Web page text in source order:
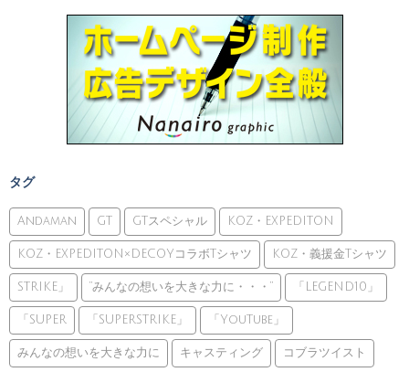
タグ
Andaman GT GTスペシャル KOZ・EXPEDITON
KOZ・EXPEDITON×DECOYコラボTシャツ KOZ・義援金Tシャツ
STRIKE」 ”みんなの想いを大きな力に・・・” 「LEGEND10」
「SUPER 「SUPERSTRIKE」 「YouTube」
みんなの想いを大きな力に キャスティング コブラツイスト